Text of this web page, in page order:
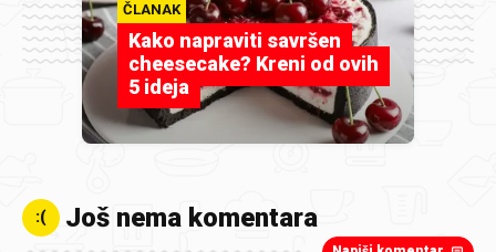
ČLANAK
Kako napraviti savršen
cheesecake? Kreni od ovih
5 ideja
:( Još nema komentara